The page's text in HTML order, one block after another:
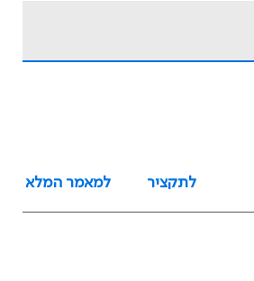
לתקציר
למאמר המלא